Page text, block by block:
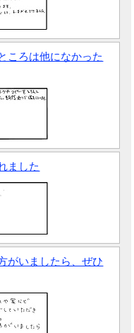
ころは他になかった
ました
がいましたら、ぜひ